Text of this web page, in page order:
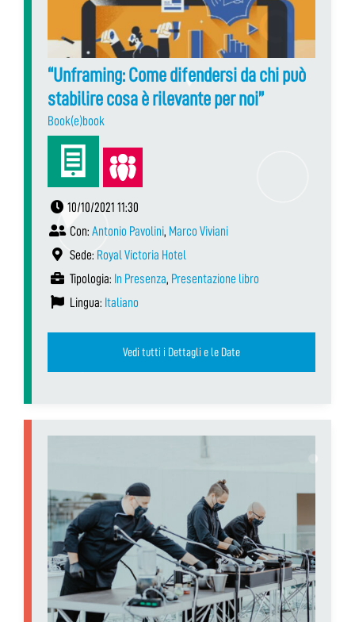
“Unframing: Come difendersi da chi può
stabilire cosa è rilevante per noi”
Book(e)book
10/10/2021 11:30
Con: Antonio Pavolini, Marco Viviani
Sede: Royal Victoria Hotel
Tipologia: In Presenza, Presentazione libro
Lingua: Italiano
Vedi tutti i Dettagli e le Date